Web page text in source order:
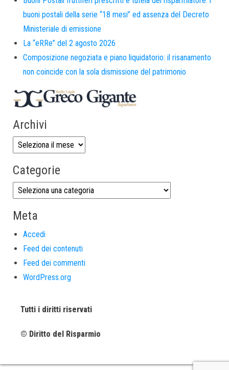
buoni postali della serie “18 mesi” ed assenza del Decreto
Ministeriale di emissione
La “eRRe” del 2 agosto 2026
Composizione negoziata e piano liquidatorio: il risanamento
non coincide con la sola dismissione del patrimonio
Archivi
Categorie
Meta
Accedi
Feed dei contenuti
Feed dei commenti
WordPress.org
Tutti i diritti riservati
© Diritto del Risparmio